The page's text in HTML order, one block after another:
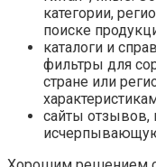
категории,
поиске
каталоги и
фильтры для
стране или
сайты отзывов,